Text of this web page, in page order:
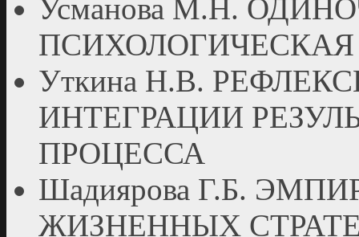
Усманова М.Н.
Уткина Н.В.
ИНТЕГРАЦИИ
ПРОЦЕССА
Шадиярова Г.Б.
ЖИЗНЕННЫХ